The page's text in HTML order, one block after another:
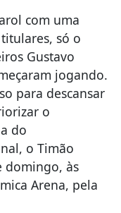
com uma
só o
Gustavo
jogando.
para descansar
o
do
o Timão
domingo, às
Arena, pela